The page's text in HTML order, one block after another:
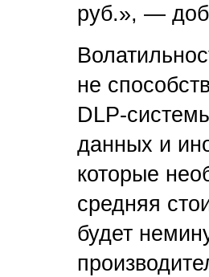
руб.», —
не
DLP-
данных и
которые
средняя
будет